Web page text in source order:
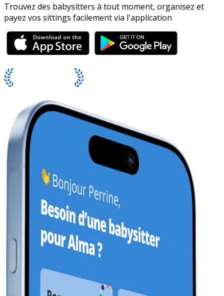
Trouvez des babysitters à tout moment, organisez et
payez vos sittings facilement via l'application